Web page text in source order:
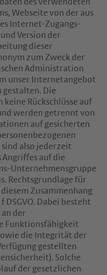
des verwendeten
Webseite von der aus
Internet-Zugangs-
Version der
dieser
zum Zweck der
Administration
unser Internetangebot
Die
Rückschlüsse auf
werden getrennt von
auf gesicherten
also jederzeit
Angriffes auf die
Unternehmensgruppe
Rechtsgrundlage für
Zusammenhang
DSGVO. Dabei besteht
der
Funktionsfähigkeit
die Integrität der
gestellten
Solche
der gesetzlichen